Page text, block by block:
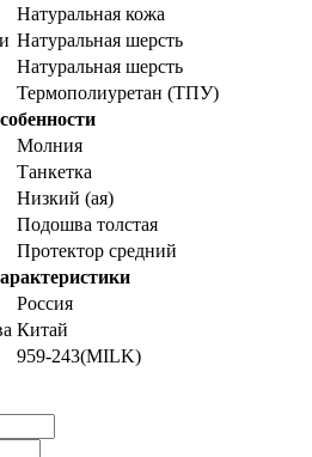
Натуральная кожа
Натуральная шерсть
Натуральная шерсть
Термополиуретан (ТПУ)
Молния
Танкетка
Низкий (ая)
Подошва толстая
Протектор средний
Россия
Китай
959-243(MILK)